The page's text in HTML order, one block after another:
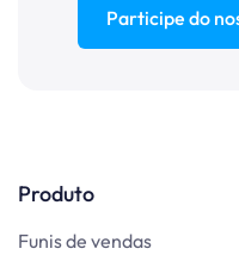
Participe do
Produto
Funis de vendas